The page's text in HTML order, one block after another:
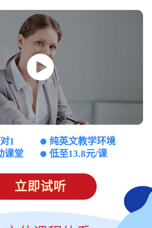
1
纯英文教学环境
课堂
低至13.8元/课
立即试听